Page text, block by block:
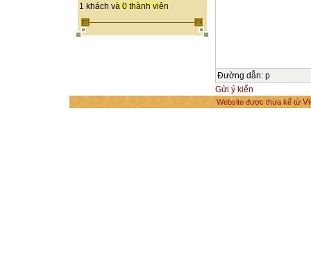
THÀNH TỰU
1 khách và 0 thành viên
Đường dẫn: p
Gửi ý kiến
Website được thừa kế từ